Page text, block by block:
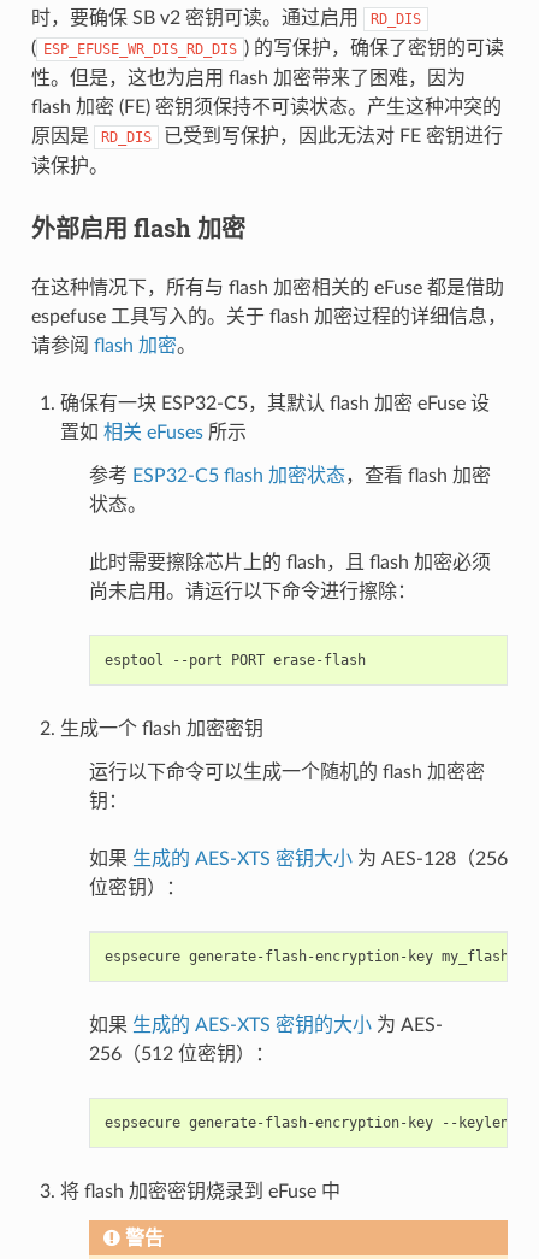
时，要确保 SB v2 密钥可读。通过启用
RD_DIS
( ESP_EFUSE_WR_DIS_RD_DIS ) 的写保护，确保了密钥的可读
性。但是，这也为启用 flash 加密带来了困难，因为
flash 加密 (FE) 密钥须保持不可读状态。产生这种冲突的
原因是
RD_DIS
已受到写保护，因此无法对 FE 密钥进行
读保护。
外部启用 flash 加密
在这种情况下，所有与 flash 加密相关的 eFuse 都是借助
espefuse 工具写入的。关于 flash 加密过程的详细信息，
请参阅 flash 加密。
确保有一块 ESP32-C5，其默认 flash 加密 eFuse 设
置如 相关 eFuses所示
参考 ESP32-C5 flash 加密状态，查看 flash 加密
状态。
此时需要擦除芯片上的 flash，且 flash 加密必须
尚未启用。请运行以下命令进行擦除：
esptool --port PORT erase-flash
生成一个 flash 加密密钥
运行以下命令可以生成一个随机的 flash 加密密
钥：
如果 生成的 AES-XTS 密钥大小为 AES-128（256
位密钥）：
espsecure generate-flash-encryption-key
如果 生成的 AES-XTS 密钥的大小为 AES-
256（512 位密钥）：
espsecure generate-flash-encryption-key --keylen
将 flash 加密密钥烧录到 eFuse 中
警告